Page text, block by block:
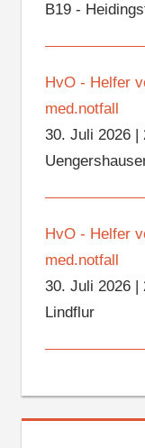
B19 -
HvO - Helfer
med.notfall
30. Juli 2026|
HvO - Helfer
med.notfall
30. Juli 2026|
Lindflur